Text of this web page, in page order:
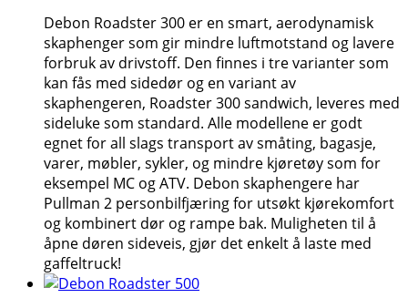
Debon Roadster 300 er en smart, aerodynamisk
skaphenger som gir mindre luftmotstand og lavere
forbruk av drivstoff. Den finnes i tre varianter som
kan fås med sidedør og en variant av
skaphengeren, Roadster 300 sandwich, leveres med
sideluke som standard. Alle modellene er godt
egnet for all slags transport av småting, bagasje,
varer, møbler, sykler, og mindre kjøretøy som for
eksempel MC og ATV. Debon skaphengere har
Pullman 2 personbilfjæring for utsøkt kjørekomfort
og kombinert dør og rampe bak. Muligheten til å
åpne døren sideveis, gjør det enkelt å laste med
gaffeltruck!